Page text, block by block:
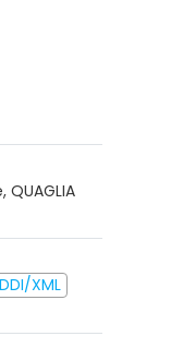
QUAGLIA
DDI/XML